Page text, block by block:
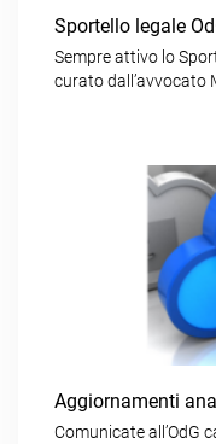
Sportello legale
Sempre attivo lo
curato dall’avvocato
Aggiornamenti
Comunicate all’OdG